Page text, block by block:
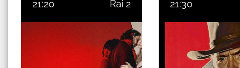
21:20 Rai 2 21:30